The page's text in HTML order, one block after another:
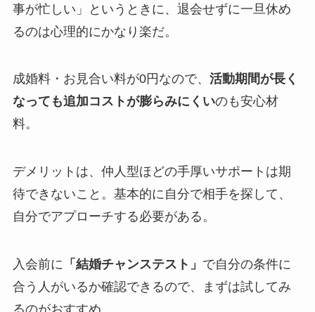
事が忙しい」というときに、退会せずに一旦休め
るのは心理的にかなり楽だ。
成婚料・お見合い料が0円なので、 活動期間が長く
なっても追加コストが膨らみにくいのも安心材
料。
デメリットは、仲人型ほどの手厚いサポートは期
待できないこと。基本的に自分で相手を探して、
自分でアプローチする必要がある。
入会前に 「結婚チャンステスト」 で自分の条件に
合う人がいるか確認できるので、まずは試してみ